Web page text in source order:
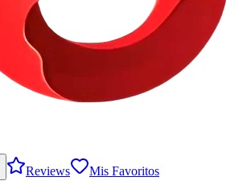
Reviews Mis Favoritos